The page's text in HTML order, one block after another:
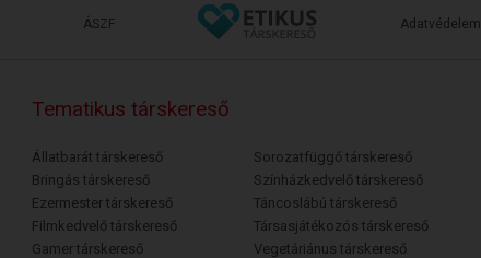
ÁSZF Adatvédelem
Tematikus társkereső
Állatbarát társkereső
Bringás társkereső
Ezermester társkereső
Filmkedvelő társkereső
Gamer társkereső
Sorozatfüggő társkereső
Színházkedvelő társkereső
Táncoslábú társkereső
Társasjátékozós társkereső
Vegetáriánus társkereső